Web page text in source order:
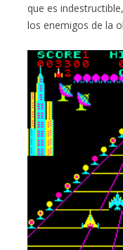
que es
los enemigos de la